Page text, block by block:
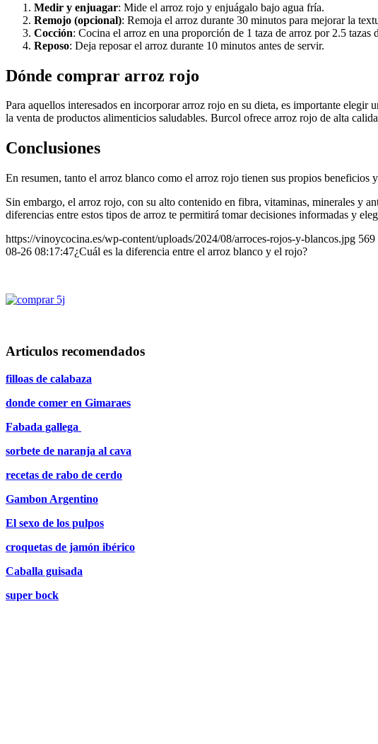
Medir y enjuagar: Mide el arroz rojo y enjuágalo bajo agua fría.
Remojo (opcional): Remoja el arroz durante 30 minutos para mejorar la
Cocción: Cocina el arroz en una proporción de 1 taza de arroz por 2.5
Reposo: Deja reposar el arroz durante 10 minutos antes de servir.
Dónde comprar arroz rojo
Para aquellos interesados en incorporar arroz rojo en su dieta, es importante
la venta de productos alimenticios saludables. Burcol ofrece arroz rojo de alta
Conclusiones
En resumen, tanto el arroz blanco como el arroz rojo tienen sus propios
Sin embargo, el arroz rojo, con su alto contenido en fibra, vitaminas, minerales y
diferencias entre estos tipos de arroz te permitirá tomar decisiones informadas y
https://vinoycocina.es/wp-content/uploads/2024/08/arroces-rojos-y-blancos.jpg 569
08-26 08:17:47¿Cuál es la diferencia entre el arroz blanco y el rojo?
Articulos recomendados
filloas de calabaza
donde comer en Gimaraes
Fabada gallega
sorbete de naranja al cava
recetas de rabo de cerdo
Gambon Argentino
El sexo de los pulpos
croquetas de jamón ibérico
Caballa guisada
super bock